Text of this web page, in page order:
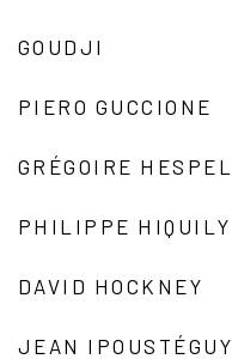
GOUDJI
PIERO GUCCIONE
GRÉGOIRE HESPEL
PHILIPPE HIQUILY
DAVID HOCKNEY
JEAN IPOUSTÉGUY